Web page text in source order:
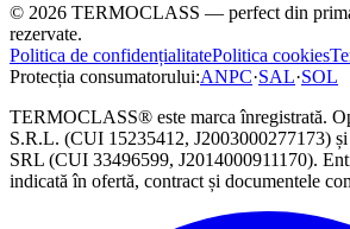
© 2026 TERMOCLASS — perfect din
rezervate.
Politica de confidențialitatePolitica cookies
Protecția consumatorului:ANPC·SAL·SOL
TERMOCLASS® este marca înregistrată.
S.R.L. (CUI 15235412, J2003000277173) și
SRL (CUI 33496599, J2014000911170).
indicată în ofertă, contract și documentele